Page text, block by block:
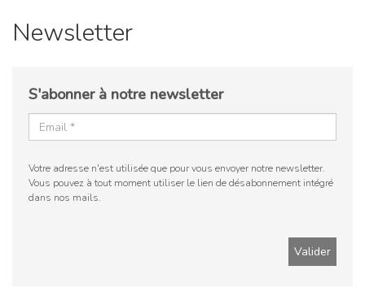
Newsletter
S'abonner à notre newsletter
Votre adresse n'est utilisée que pour vous envoyer notre newsletter.
Vous pouvez à tout moment utiliser le lien de désabonnement intégré
dans nos mails.